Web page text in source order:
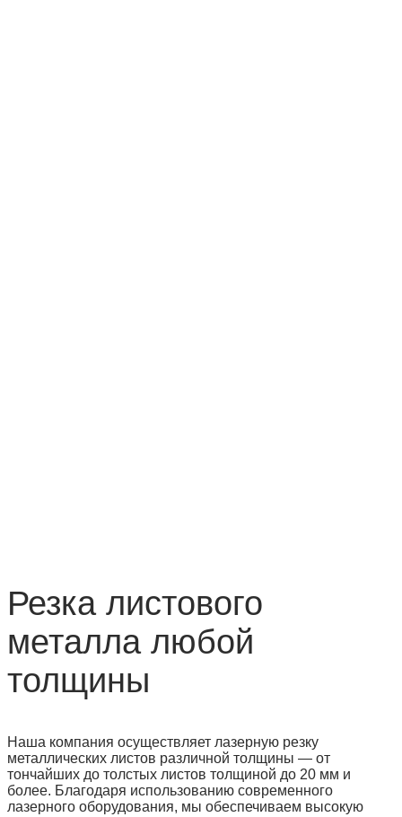
Резка листового
металла любой
толщины
Наша компания осуществляет лазерную резку
металлических листов различной толщины — от
тончайших до толстых листов толщиной до 20 мм и
более. Благодаря использованию современного
лазерного оборудования, мы обеспечиваем высокую